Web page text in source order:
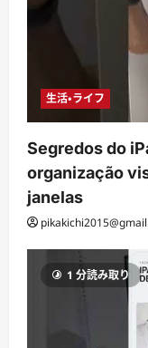
生活・ライフ
Segredos do
organização
janelas
1 分読み取り